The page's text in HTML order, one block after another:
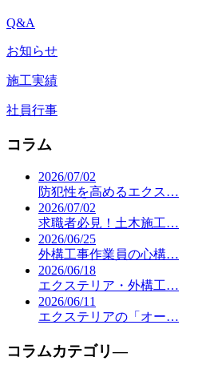
Q&A
お知らせ
施工実績
社員行事
コラム
2026/07/02
防犯性を高めるエクス…
2026/07/02
求職者必見！土木施工…
2026/06/25
外構工事作業員の心構…
2026/06/18
エクステリア・外構工…
2026/06/11
エクステリアの「オー…
コラムカテゴリ―